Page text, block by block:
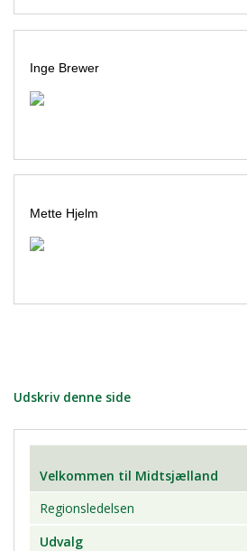
Inge Brewer
Mette Hjelm
Udskriv denne side
Velkommen til Midtsjælland
Regionsledelsen
Udvalg